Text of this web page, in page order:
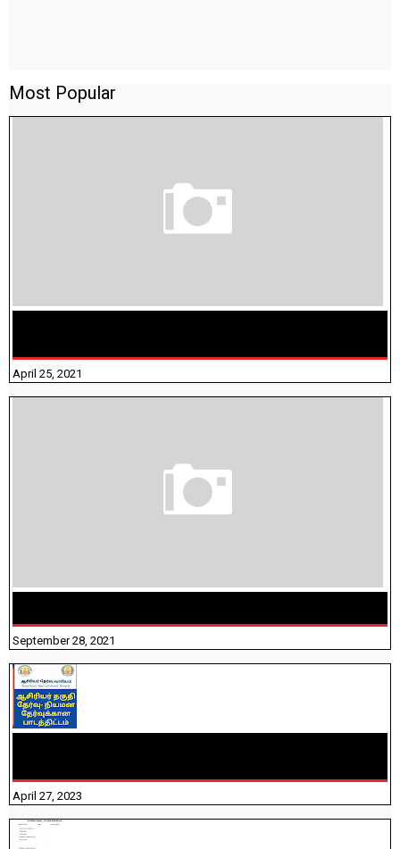
Most Popular
April 25, 2021
September 28, 2021
April 27, 2023